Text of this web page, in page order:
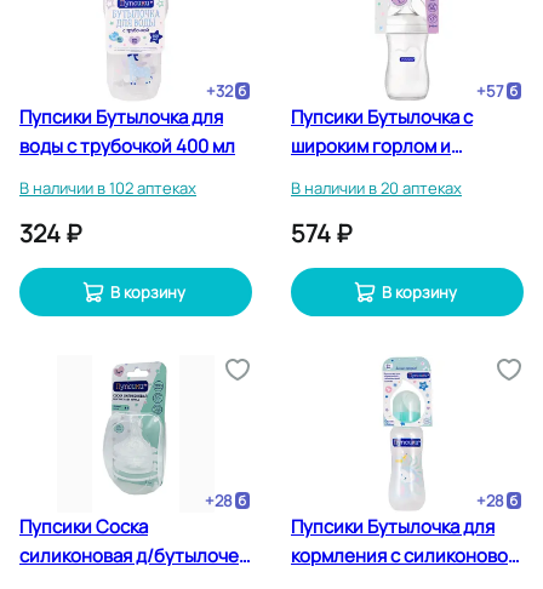
+32
Пупсики Бутылочка для
воды с трубочкой 400 мл
В наличии в 102 аптеках
324 ₽
В корзину
+57
Пупсики Бутылочка с
широким горлом и
240 мл
В наличии в 20 аптеках
574 ₽
В корзину
+28
Пупсики Соска
силиконовая д/бутылочек
+28
Пупсики Бутылочка для
кормления с силиконовой